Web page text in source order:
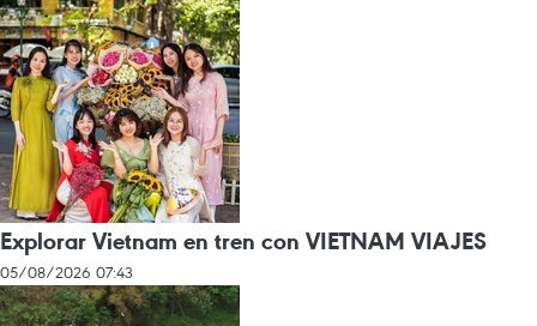
Explorar Vietnam en tren con VIETNAM VIAJES
05/08/2026 07:43